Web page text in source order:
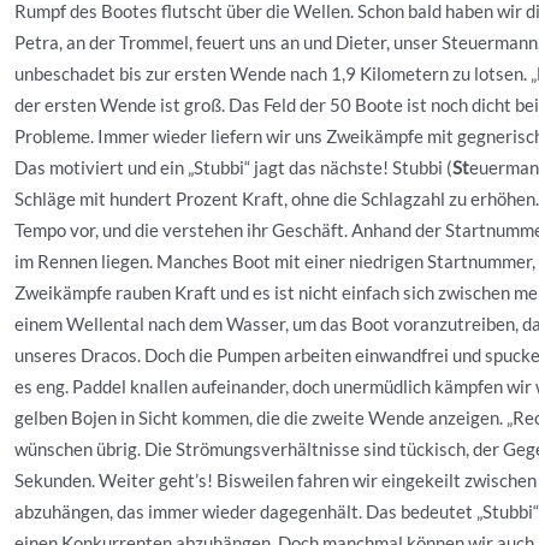
Rumpf des Bootes flutscht über die Wellen. Schon bald haben
Petra, an der Trommel, feuert uns an und Dieter, unser
unbeschadet bis zur ersten Wende nach 1,9 Kilometern zu lotsen.
der ersten Wende ist groß. Das Feld der 50 Boote ist noch dicht
Probleme. Immer wieder liefern wir uns Zweikämpfe mit
Das motiviert und ein „Stubbi“ jagt das nächste! Stubbi (St
Schläge mit hundert Prozent Kraft, ohne die Schlagzahl zu
Tempo vor, und die verstehen ihr Geschäft. Anhand der
im Rennen liegen. Manches Boot mit einer niedrigen
Zweikämpfe rauben Kraft und es ist nicht einfach sich zwischen
einem Wellental nach dem Wasser, um das Boot voranzutreiben,
unseres Dracos. Doch die Pumpen arbeiten einwandfrei und
es eng. Paddel knallen aufeinander, doch unermüdlich kämpfen
gelben Bojen in Sicht kommen, die die zweite Wende anzeigen.
wünschen übrig. Die Strömungsverhältnisse sind tückisch, der
Sekunden. Weiter geht’s! Bisweilen fahren wir eingekeilt
abzuhängen, das immer wieder dagegenhält. Das bedeutet